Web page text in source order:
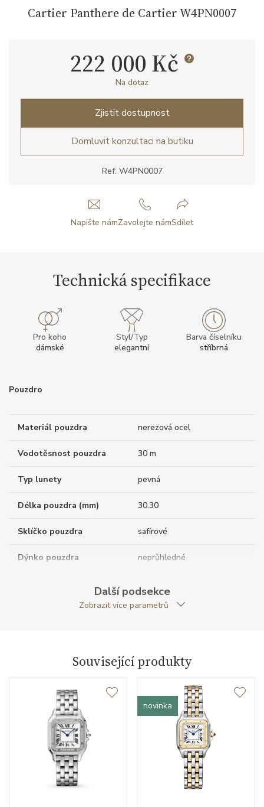
Cartier Panthere de Cartier W4PN0007
Ref: W4PN0007
222 000 Kč
Na dotaz
Zjistit dostupnost
Domluvit konzultaci na butiku
Napište námZavolejte námSdílet
Technická specifikace
Pro koho
dámské
Styl/Typ
elegantní
Barva číselníku
stříbrná
Pouzdro
Materiál pouzdra nerezová ocel
Vodotěsnost pouzdra 30 m
Typ lunety pevná
Délka pouzdra (mm) 30.30
Sklíčko pouzdra safírové
Dýnko pouzdra neprůhledné
obdelníkový
Kalibr strojku quartz
Datumovka
Další podsekce
Zobrazit více parametrů
Související produkty
novinka